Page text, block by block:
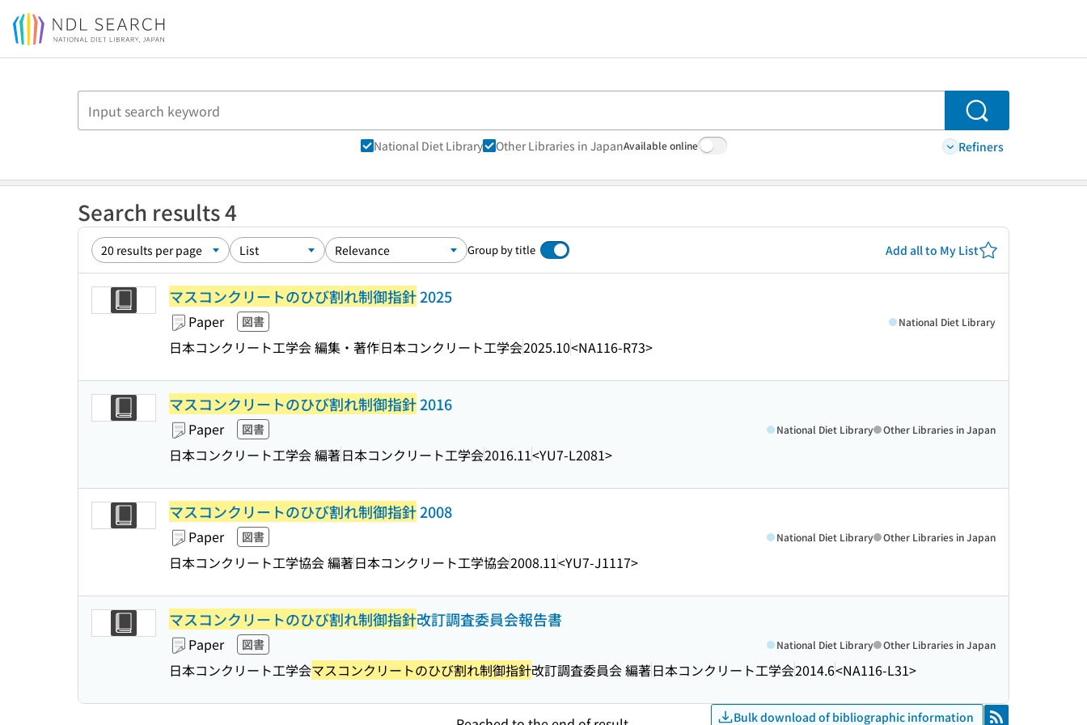
Jump to main content
Search
National Diet Library Other Libraries in JapanAvailable online Refiners
Search results 4
Group by title Add all to My List
マスコンクリートのひび割れ制御指針2025
Paper 図書
日本コンクリート工学会 編集・著作日本コンクリート工学会2025.10<NA116-R73>
National Diet Library
マスコンクリートのひび割れ制御指針2016
Paper 図書
日本コンクリート工学会 編著日本コンクリート工学会2016.11<YU7-L2081>
National Diet Library Other Libraries in Japan
マスコンクリートのひび割れ制御指針2008
Paper 図書
日本コンクリート工学協会 編著日本コンクリート工学協会2008.11<YU7-J1117>
National Diet Library Other Libraries in Japan
マスコンクリートのひび割れ制御指針改訂調査委員会報告書
Paper 図書
日本コンクリート工学会マスコンクリートのひび割れ制御指針改訂調査委員会 編著日本コンクリート工学会2014.6<NA116-L31>
National Diet Library Other Libraries in Japan
Bulk download of bibliographic information